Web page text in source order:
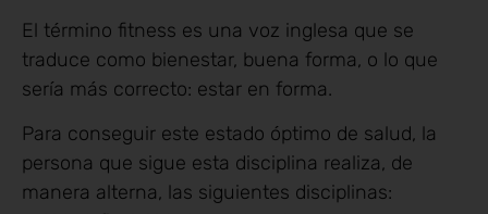
El término fitness es una voz inglesa que se
traduce como bienestar, buena forma, o lo que
sería más correcto: estar en forma.
Para conseguir este estado óptimo de salud, la
persona que sigue esta disciplina realiza, de
manera alterna, las siguientes disciplinas: